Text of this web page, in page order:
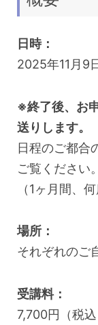
日時：
2025年11月9
※終了後、お
送りします。
日程のご都合
ご覧ください。
（1ヶ月間、
場所：
それぞれのご
受講料：
7,700円（税込